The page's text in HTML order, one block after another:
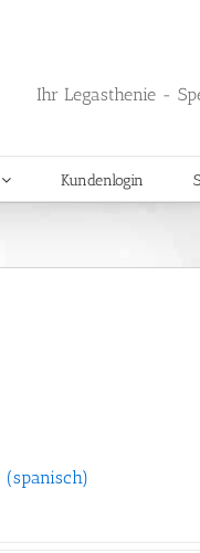
Ihr Legasthenie -
Kundenlogin
(spanisch)